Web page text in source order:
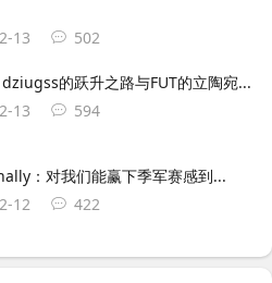
13
502
dziugss的跃升之路与FUT的立陶宛...
13
594
：对我们能赢下季军赛感到...
12
422